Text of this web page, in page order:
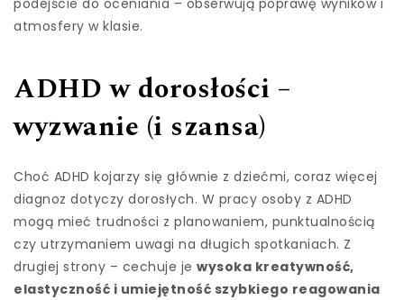
atmosfery w klasie.
ADHD w dorosłości –
wyzwanie (i szansa)
Choć ADHD kojarzy się głównie z dziećmi, coraz więcej
diagnoz dotyczy dorosłych. W pracy osoby z ADHD
mogą mieć trudności z planowaniem, punktualnością
czy utrzymaniem uwagi na długich spotkaniach. Z
drugiej strony – cechuje je wysoka kreatywność,
elastyczność i umiejętność szybkiego reagowania